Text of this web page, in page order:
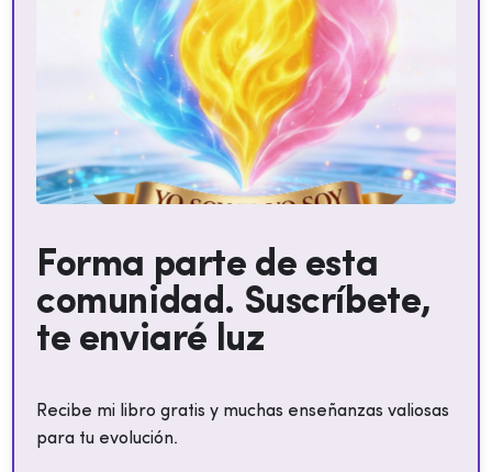
Forma parte de esta
comunidad. Suscríbete,
te enviaré luz
Recibe mi libro gratis y muchas enseñanzas valiosas
para tu evolución.